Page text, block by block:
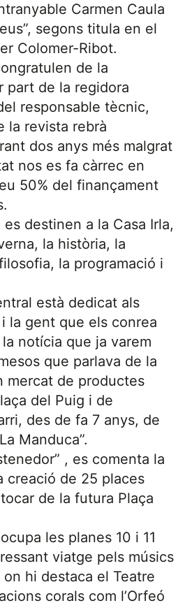
Carmen Caula
segons titula en el
Colomer-Ribot.
de la
part de la regidora
responsable tècnic,
la revista rebrà
dos anys més malgrat
nos es fa càrrec en
50% del finançament
destinen a la Casa Irla,
la història, la
la programació i
està dedicat als
la gent que els conrea
notícia que ja varem
que parlava de la
mercat de productes
del Puig i de
des de fa 7 anys, de
Manduca”.
, es comenta la
creació de 25 places
de la futura Plaça
les planes 10 i 11
viatge pels músics
hi destaca el Teatre
corals com l’Orfeó